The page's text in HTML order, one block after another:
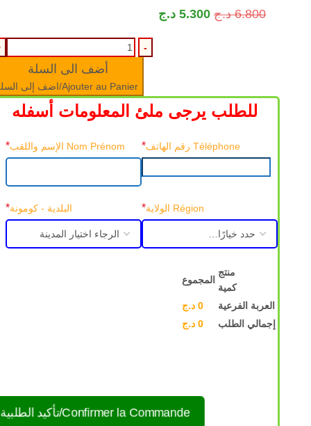
6.800 د.ج 5.300 د.ج
أضف الى السلة
Ajouter au Panier/اضف إلى السلة
للطلب يرجى ملئ المعلومات أسفله
Téléphone رقم الهاتف * Nom Prénom الإسم واللقب *
Région الولاية * البلدية - كومونة*
منتج
كمية
المجموع
العربة الفرعية 0 د.ج
إجمالي الطلب
0 د.ج
Confirmer la Commande/تأكيد الطلبية